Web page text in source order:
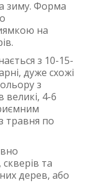
зиму. Форма
на
з 10-15-
дуже схожі
з
великі, 4-6
травня по
та
дерев, або